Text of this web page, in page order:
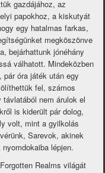
gazdájához, az
papokhoz, a kiskutyát
egy hatalmas farkas,
megköszönve
bejárhattunk jónéhány
válhatott. Mindeközben
óra játék után egy
fel, számos
nem árulok el
is kiderült pár dolog,
volt, mint a gyilkolás
Sarevok, akinek
lépjen.
Realms világát